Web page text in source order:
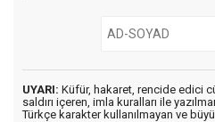
UYARI: Küfür, hakaret, rencide edici
saldırı içeren, imla kuralları ile
Türkçe karakter kullanılmayan ve